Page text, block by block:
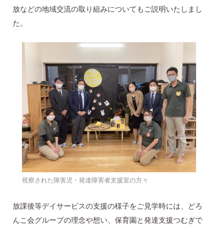
放などの地域交流の取り組みについてもご説明いたしまし
た。
視察された障害児・発達障害者支援室の方々
放課後等デイサービスの支援の様子をご見学時には、どろ
んこ会グループの理念や想い、保育園と発達支援つむぎで